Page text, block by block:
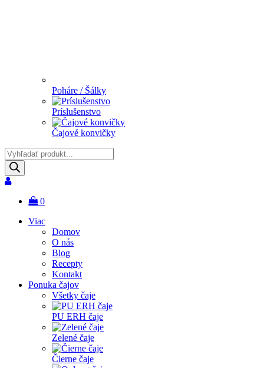
Poháre / Šálky
Príslušenstvo
Čajové konvičky
Products
search
0
Viac
Domov
O nás
Blog
Recepty
Kontakt
Ponuka čajov
Všetky čaje
PU ERH čaje
Zelené čaje
Čierne čaje